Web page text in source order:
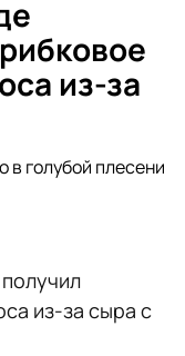
из-за
в голубой плесени
из-за сыра с